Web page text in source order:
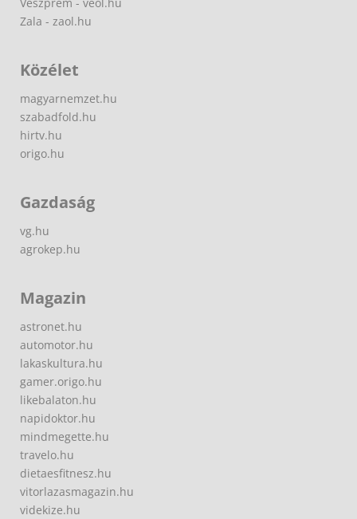
Zala - zaol.hu
Közélet
magyarnemzet.hu
szabadfold.hu
hirtv.hu
origo.hu
Gazdaság
vg.hu
agrokep.hu
Magazin
astronet.hu
automotor.hu
lakaskultura.hu
gamer.origo.hu
likebalaton.hu
napidoktor.hu
mindmegette.hu
travelo.hu
dietaesfitnesz.hu
vitorlazasmagazin.hu
videkize.hu